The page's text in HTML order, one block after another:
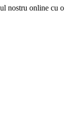
nostru online cu o